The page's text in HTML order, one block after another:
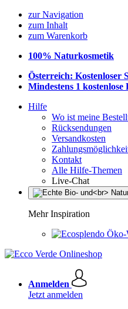
zur Navigation
zum Inhalt
zum Warenkorb
100% Naturkosmetik
Österreich: Kostenloser
Mindestens 1 kostenlose
Hilfe
Wo ist meine
Rücksendungen
Versandkosten
Kontakt
Alle Hilfe-Themen
Live-Chat
Mehr Inspiration
Öko-
Anmelden
Jetzt anmelden